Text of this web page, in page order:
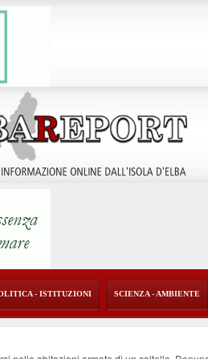
- ISTITUZIONI SCIENZA - AMBIENTE